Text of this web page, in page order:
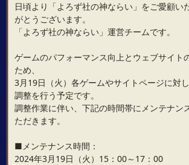
日頃より「よろず社の神ならい」をご愛顧い
がとうございます。
「よろず社の神ならい」運営チームです。
ゲームのパフォーマンス向上とウェブサイト
ため、
3月19日（火）各ゲームやサイトページに対
調整を行う予定です。
調整作業に伴い、下記の時間帯にメンテナン
ただきます。
■メンテナンス時間：
2024年3月19日（火）15：00～17：00